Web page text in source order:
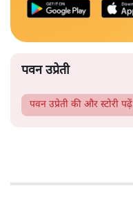
पवन उप्रेती
पवन उप्रेती की और स्टोरी पढ़ें